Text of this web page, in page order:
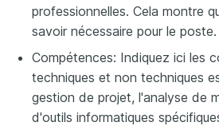
professionnelles. Cela montre
savoir nécessaire pour le poste.
Compétences: Indiquez ici les
techniques et non techniques
gestion de projet, l'analyse de
d'outils informatiques